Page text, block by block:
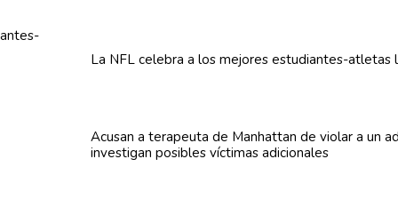
La NFL celebra a los mejoresestudiantes-atletas
Acusan a terapeuta de Manhattan de violar a un
investigan posibles víctimasadicionales